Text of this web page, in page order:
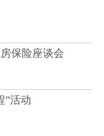
保险座谈会
”活动